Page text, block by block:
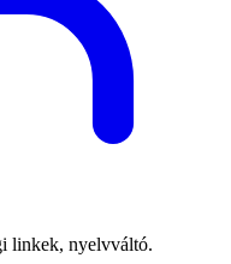
linkek, nyelvváltó.